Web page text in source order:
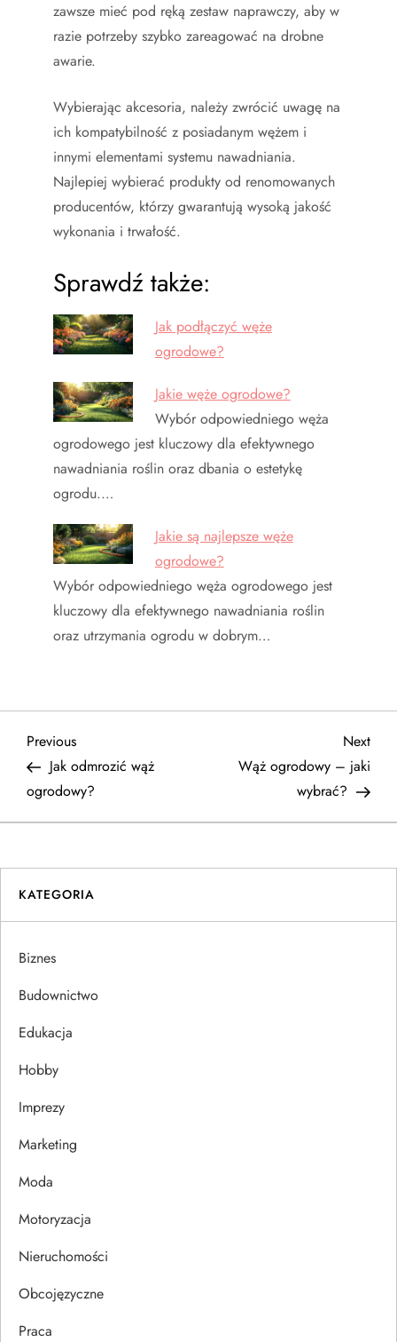
zawsze mieć pod ręką zestaw naprawczy, aby w
razie potrzeby szybko zareagować na drobne
awarie.
Wybierając akcesoria, należy zwrócić uwagę na
ich kompatybilność z posiadanym wężem i
innymi elementami systemu nawadniania.
Najlepiej wybierać produkty od renomowanych
producentów, którzy gwarantują wysoką jakość
wykonania i trwałość.
Sprawdź także:
Jak podłączyć węże
ogrodowe?
Jakie węże ogrodowe?
Wybór odpowiedniego węża
ogrodowego jest kluczowy dla efektywnego
nawadniania roślin oraz dbania o estetykę
ogrodu.…
Jakie są najlepsze węże
ogrodowe?
Wybór odpowiedniego węża ogrodowego jest
kluczowy dla efektywnego nawadniania roślin
oraz utrzymania ogrodu w dobrym…
N
a
w
i
g
a
c
j
a
w
p
i
s
u
Previous
Post
Previous
Jak odmrozić wąż
ogrodowy?
Next
Next
Wąż ogrodowy – jaki
wybrać?
KATEGORIA
Biznes
Budownictwo
Edukacja
Hobby
Imprezy
Marketing
Moda
Motoryzacja
Nieruchomości
Obcojęzyczne
Praca